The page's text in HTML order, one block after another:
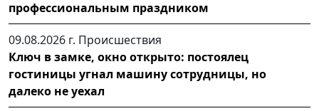
профессиональным праздником
09.08.2026 г. Происшествия
Ключ в замке, окно открыто: постоялец
гостиницы угнал машину сотрудницы, но
далеко не уехал